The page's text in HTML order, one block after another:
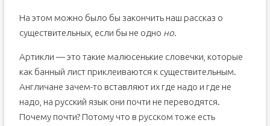
На этом можно было бы закончить наш рассказ о
существительных, если бы не одно но.
Артикли — это такие малюсенькие словечки, которые
как банный лист приклеиваются к существительным.
Англичане зачем-то вставляют их где надо и где не
надо, на русский язык они почти не переводятся.
Почему почти? Потому что в русском тоже есть